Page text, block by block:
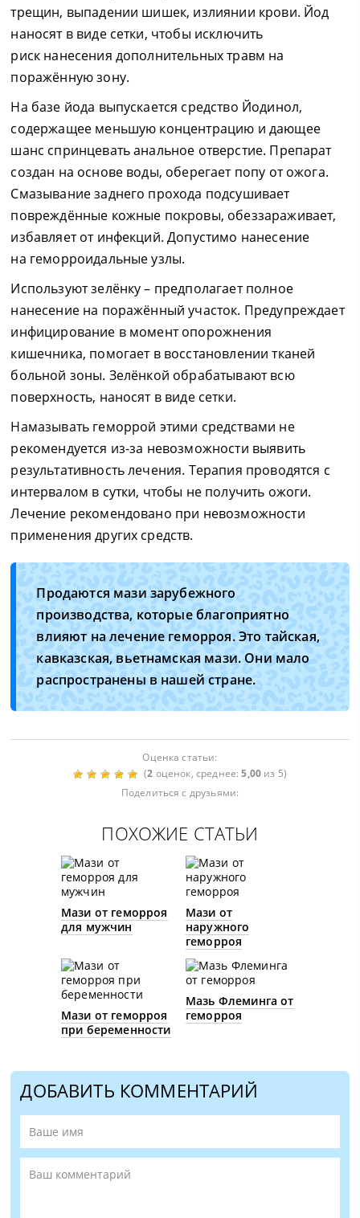
трещин, выпадении шишек, излиянии крови. Йод
наносят в виде сетки, чтобы исключить
риск нанесения дополнительных травм на
поражённую зону.
На базе йода выпускается средство Йодинол,
содержащее меньшую концентрацию и дающее
шанс спринцевать анальное отверстие. Препарат
создан на основе воды, оберегает попу от ожога.
Смазывание заднего прохода подсушивает
повреждённые кожные покровы, обеззараживает,
избавляет от инфекций. Допустимо нанесение
на геморроидальные узлы.
Используют зелёнку – предполагает полное
нанесение на поражённый участок. Предупреждает
инфицирование в момент опорожнения
кишечника, помогает в восстановлении тканей
больной зоны. Зелёнкой обрабатывают всю
поверхность, наносят в виде сетки.
Намазывать геморрой этими средствами не
рекомендуется из-за невозможности выявить
результативность лечения. Терапия проводятся с
интервалом в сутки, чтобы не получить ожоги.
Лечение рекомендовано при невозможности
применения других средств.
Продаются мази зарубежного
производства, которые благоприятно
влияют на лечение геморроя. Это тайская,
кавказская, вьетнамская мази. Они мало
распространены в нашей стране.
Оценка статьи:
(2 оценок, среднее:5,00 из 5)
Поделиться с друзьями:
ПОХОЖИЕ СТАТЬИ
Мази от геморроя
для мужчин
Мази от
наружного
геморроя
Мази от геморроя
при беременности
Мазь Флеминга от
геморроя
ДОБАВИТЬ КОММЕНТАРИЙ